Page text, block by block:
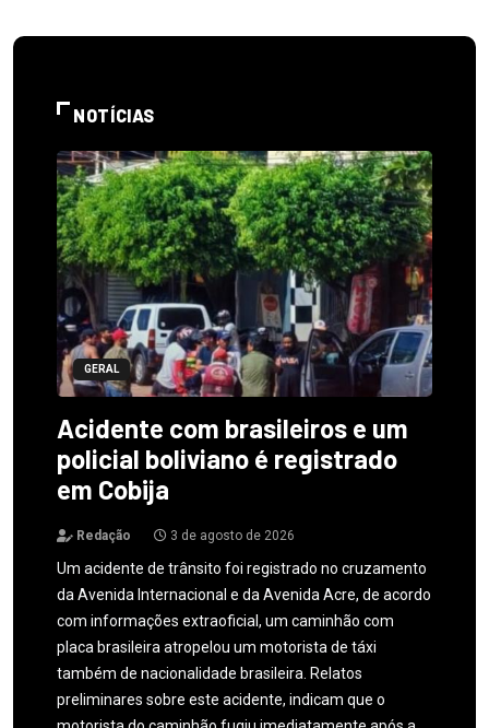
NOTÍCIAS
GERAL
Acidente com brasileiros e um
policial boliviano é registrado
em Cobija
Redação 3 de agosto de 2026
Um acidente de trânsito foi registrado no cruzamento
da Avenida Internacional e da Avenida Acre, de acordo
com informações extraoficial, um caminhão com
placa brasileira atropelou um motorista de táxi
também de nacionalidade brasileira. Relatos
preliminares sobre este acidente, indicam que o